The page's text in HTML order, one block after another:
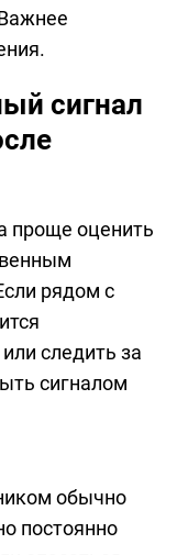
сигнал
проще оценить
рядом с
следить за
сигналом
обычно
постоянно